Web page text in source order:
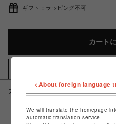
ギフト：ラッピング不可
カート
アイテム説明 / 素材
<About foreign language
We will translate the homepage
automatic translation service.